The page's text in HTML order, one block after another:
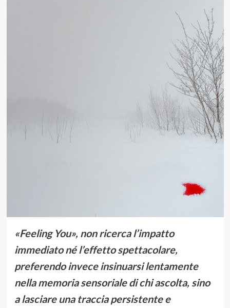
«Feeling You», non ricerca l’impatto
immediato né l’effetto spettacolare,
preferendo invece insinuarsi lentamente
nella memoria sensoriale di chi ascolta, sino
a lasciare una traccia persistente e